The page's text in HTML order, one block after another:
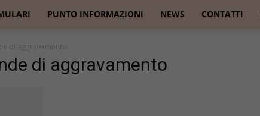
PUNTO INFORMAZIONI NEWS CONTATTI
di aggravamento
di aggravamento